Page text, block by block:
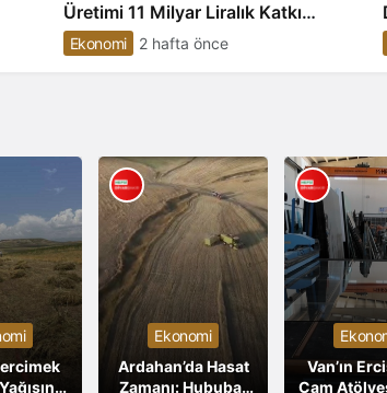
Üretimi 11 Milyar Liralık Katkı
Hedefliyor
Ekonomi 2 hafta önce
Ekonomi
Ardahan’da Hasat
Zamanı: Hububat
Van’ın
Cam